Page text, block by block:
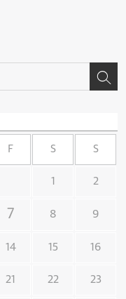
F S S
1 2
7 8 9
14 15 16
21 22 23